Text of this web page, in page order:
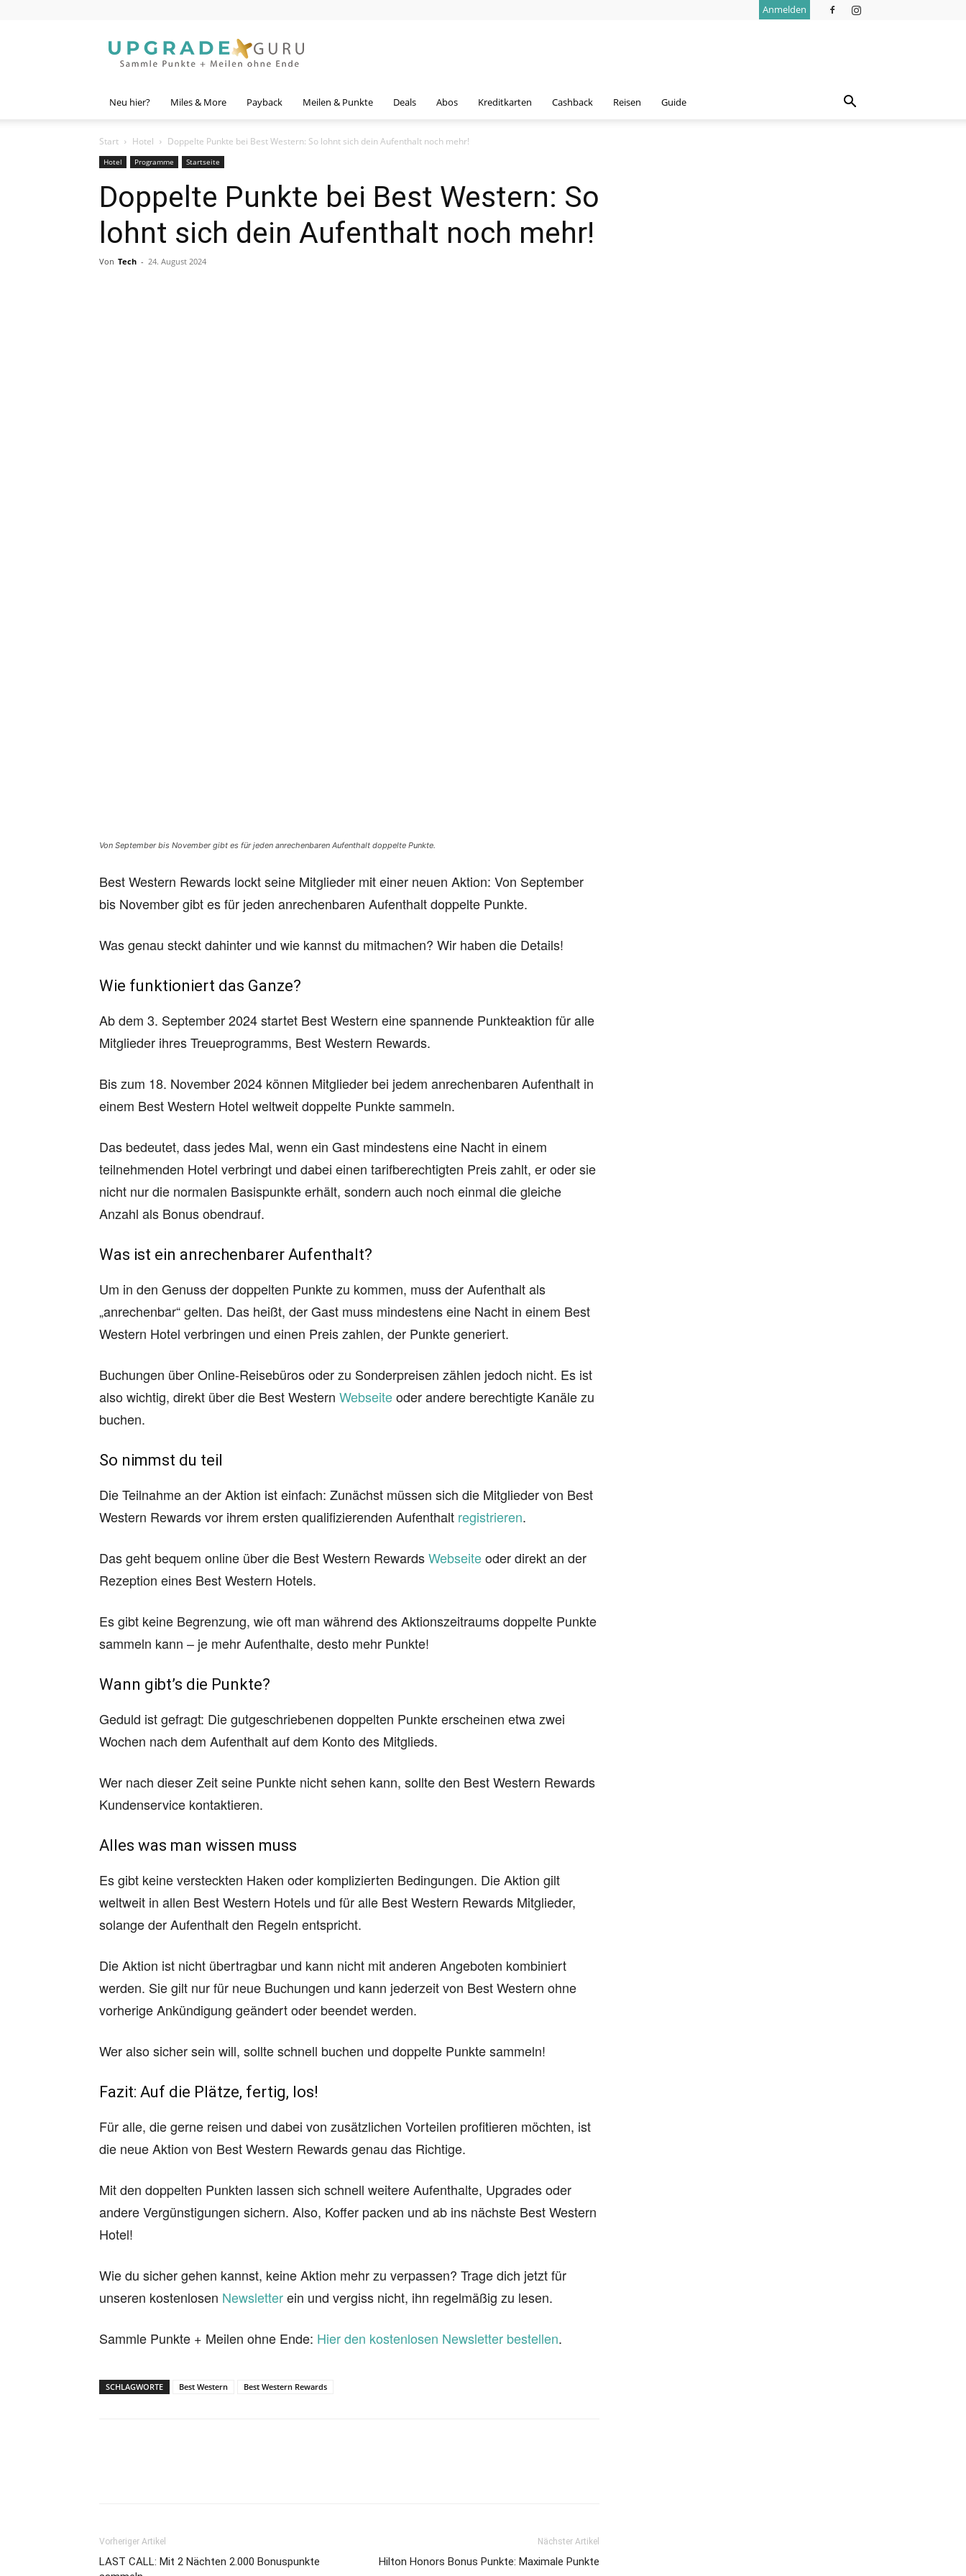
Anmelden
Guru
Neu hier? Miles & More Payback Meilen & Punkte Deals Abos Kreditkarten Cashback Reisen Guide
Start Hotel Doppelte Punkte bei Best Western: So lohnt sich dein Aufenthalt noch mehr!
Hotel Programme Startseite
Doppelte Punkte bei Best Western: So
lohnt sich dein Aufenthalt noch mehr!
Von Tech - 24. August 2024
Von September bis November gibt es für jeden anrechenbaren Aufenthalt doppelte Punkte.
Best Western Rewards lockt seine Mitglieder mit einer neuen Aktion: Von September
bis November gibt es für jeden anrechenbaren Aufenthalt doppelte Punkte.
Was genau steckt dahinter und wie kannst du mitmachen? Wir haben die Details!
Wie funktioniert das Ganze?
Ab dem 3. September 2024 startet Best Western eine spannende Punkteaktion für alle
Mitglieder ihres Treueprogramms, Best Western Rewards.
Bis zum 18. November 2024 können Mitglieder bei jedem anrechenbaren Aufenthalt in
einem Best Western Hotel weltweit doppelte Punkte sammeln.
Das bedeutet, dass jedes Mal, wenn ein Gast mindestens eine Nacht in einem
teilnehmenden Hotel verbringt und dabei einen tarifberechtigten Preis zahlt, er oder sie
nicht nur die normalen Basispunkte erhält, sondern auch noch einmal die gleiche
Anzahl als Bonus obendrauf.
Was ist ein anrechenbarer Aufenthalt?
Um in den Genuss der doppelten Punkte zu kommen, muss der Aufenthalt als
„anrechenbar“ gelten. Das heißt, der Gast muss mindestens eine Nacht in einem Best
Western Hotel verbringen und einen Preis zahlen, der Punkte generiert.
Buchungen über Online-Reisebüros oder zu Sonderpreisen zählen jedoch nicht. Es ist
also wichtig, direkt über die Best Western Webseiteoder andere berechtigte Kanäle zu
buchen.
So nimmst du teil
Die Teilnahme an der Aktion ist einfach: Zunächst müssen sich die Mitglieder von Best
Western Rewards vor ihrem ersten qualifizierenden Aufenthalt registrieren.
Das geht bequem online über die Best Western RewardsWebseiteoder direkt an der
Rezeption eines Best Western Hotels.
Es gibt keine Begrenzung, wie oft man während des Aktionszeitraums doppelte Punkte
sammeln kann – je mehr Aufenthalte, desto mehr Punkte!
Wann gibt’s die Punkte?
Geduld ist gefragt: Die gutgeschriebenen doppelten Punkte erscheinen etwa zwei
Wochen nach dem Aufenthalt auf dem Konto des Mitglieds.
Wer nach dieser Zeit seine Punkte nicht sehen kann, sollte den Best Western Rewards
Kundenservice kontaktieren.
Alles was man wissen muss
Es gibt keine versteckten Haken oder komplizierten Bedingungen. Die Aktion gilt
weltweit in allen Best Western Hotels und für alle Best Western Rewards Mitglieder,
solange der Aufenthalt den Regeln entspricht.
Die Aktion ist nicht übertragbar und kann nicht mit anderen Angeboten kombiniert
werden. Sie gilt nur für neue Buchungen und kann jederzeit von Best Western ohne
vorherige Ankündigung geändert oder beendet werden.
Wer also sicher sein will, sollte schnell buchen und doppelte Punkte sammeln!
Fazit: Auf die Plätze, fertig, los!
Für alle, die gerne reisen und dabei von zusätzlichen Vorteilen profitieren möchten, ist
die neue Aktion von Best Western Rewards genau das Richtige.
Mit den doppelten Punkten lassen sich schnell weitere Aufenthalte, Upgrades oder
andere Vergünstigungen sichern. Also, Koffer packen und ab ins nächste Best Western
Hotel!
Wie du sicher gehen kannst, keine Aktion mehr zu verpassen? Trage dich jetzt für
unseren kostenlosen Newsletterein und vergiss nicht, ihn regelmäßig zu lesen.
Sammle Punkte + Meilen ohne Ende: Hier den kostenlosen Newsletter bestellen.
SCHLAGWORTE Best Western Best Western Rewards
Vorheriger Artikel
LAST CALL: Mit 2 Nächten 2.000 Bonuspunkte
Nächster Artikel
Hilton Honors Bonus Punkte: Maximale Punkte